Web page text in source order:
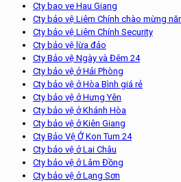
Cty bao ve Hau Giang
Cty bảo vệ Liêm Chính chào mừng
Cty bảo vệ Liêm Chính Security
Cty bảo vệ lừa đảo
Cty Bảo vệ Ngày và Đêm 24
Cty bảo vệ ở Hải Phòng
Cty bảo vệ ở Hòa Bình giá rẻ
Cty bảo vệ ở Hưng Yên
Cty bảo vệ ở Khánh Hòa
Cty bảo vệ ở Kiên Giang
Cty Bảo Vệ Ở Kon Tum 24
Cty bảo vệ ở Lai Châu
Cty bảo vệ ở Lâm Đồng
Cty bảo vệ ở Lạng Sơn